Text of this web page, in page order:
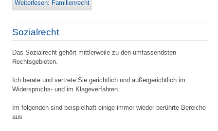
Weiterlesen: Familienrecht
Sozialrecht
Das Sozialrecht gehört mittlerweile zu den umfassendsten
Rechtsgebieten.
Ich berate und vertrete Sie gerichtlich und außergerichtlich im
Widerspruchs- und im Klageverfahren.
Im folgenden sind beispielhaft einige immer wieder berührte Bereiche
aus